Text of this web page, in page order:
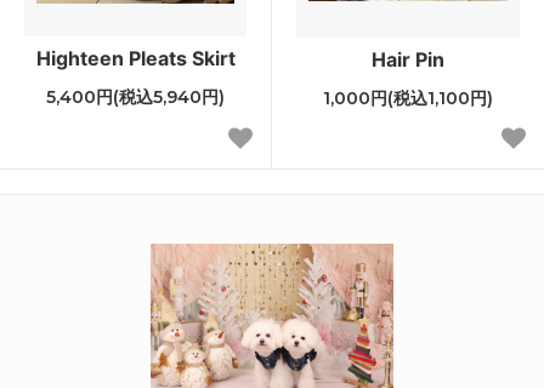
Highteen Pleats Skirt
5,400円(税込5,940円)
Hair Pin
1,000円(税込1,100円)